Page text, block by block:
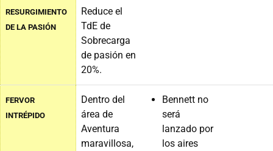
RESURGIMIENTO
DE LA PASIÓN
Reduce el
TdE de
Sobrecarga
de pasión en
20%.
FERVOR
INTRÉPIDO
Dentro del
área de
Aventura
maravillosa,
Bennett no
será
lanzado por
los aires